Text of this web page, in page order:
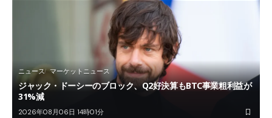
ニュース マーケットニュース
ジャック・ドーシーのブロック、Q2好決算もBTC事業粗利益が
31%減
2026年08月06日 14時01分